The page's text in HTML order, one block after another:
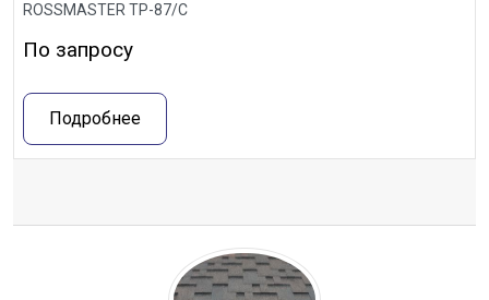
ROSSMASTER ТР-87/С
По запросу
Подробнее